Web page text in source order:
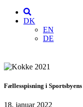
DK
EN
DE
Fællesspisning i
18. januar 2022